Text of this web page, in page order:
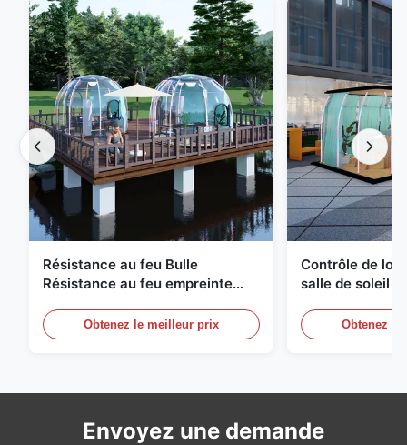
Résistance au feu Bulle
Résistance au feu empreinte
Obtenez le meilleur prix
Contrôle de
salle de soleil
Obtenez
Envoyez une demande